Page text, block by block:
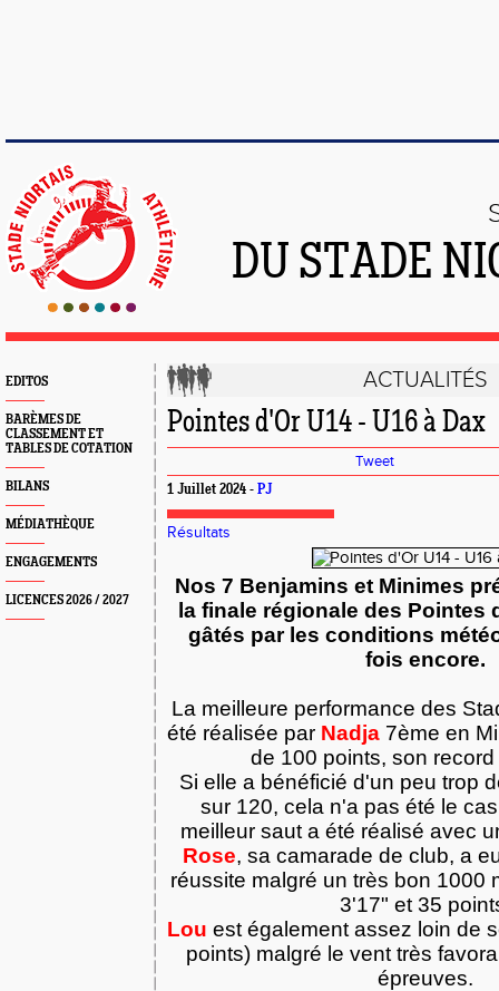
DU STADE
EDITOS
BARÈMES DE
CLASSEMENT ET
TABLES DE COTATION
BILANS
MÉDIATHÈQUE
ENGAGEMENTS
LICENCES 2026 / 2027
ACTUALITÉS
Pointes d'Or U14 - U16 à Dax
Tweet
1 Juillet 2024 - PJ
Résultats
Nos 7 Benjamins et Minimes
la finale régionale des Pointes
gâtés par les conditions
fois encore.
La meilleure performance des
été réalisée par Nadja 7ème en
de 100 points, son
Si elle a bénéficié d'un peu trop
sur 120, cela n'a pas été le
meilleur saut a été réalisé avec
Rose, sa camarade de club, a
réussite malgré un très bon 1000
3'17" et 35
Lou est également assez loin de
points) malgré le vent très
épreuves.